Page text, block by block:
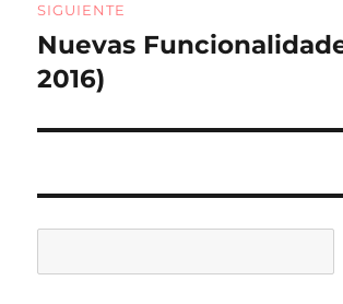
SIGUIENTE
Entrada
siguiente:
Nuevas
2016)